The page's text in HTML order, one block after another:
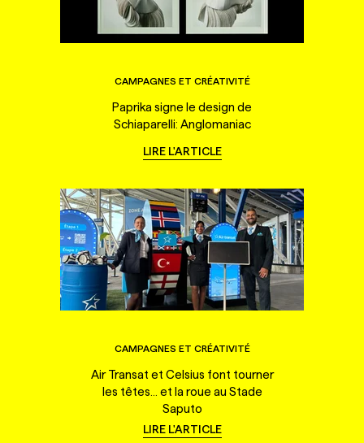
CAMPAGNES ET CRÉATIVITÉ
Paprika signe le design de
Schiaparelli: Anglomaniac
LIRE L'ARTICLE
CAMPAGNES ET CRÉATIVITÉ
Air Transat et Celsius font tourner
les têtes... et la roue au Stade
Saputo
LIRE L'ARTICLE